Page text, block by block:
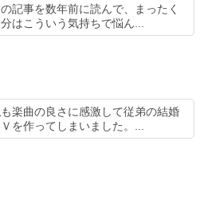
記事を数年前に読んで、まったく
はこういう気持ちで悩ん...
楽曲の良さに感激して従弟の結婚
を作ってしまいました。...